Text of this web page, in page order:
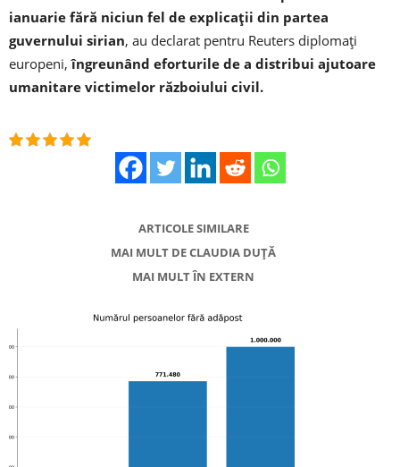
ianuarie fără niciun fel de explicaţii din partea
guvernului sirian, au declarat pentru Reuters diplomaţi
europeni,îngreunând eforturile de a distribui ajutoare
umanitare victimelor războiului civil.
ARTICOLE SIMILARE
MAI MULT DE CLAUDIA DUȚĂ
MAI MULT ÎN EXTERN